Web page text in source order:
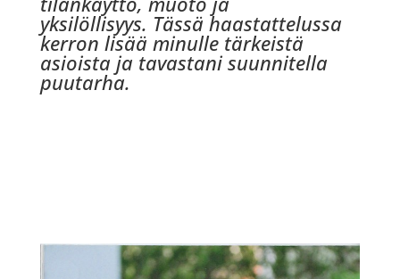
yksilöllisyys. Tässä haastattelussa
kerron lisää minulle tärkeistä
asioista ja tavastani suunnitella
puutarha.